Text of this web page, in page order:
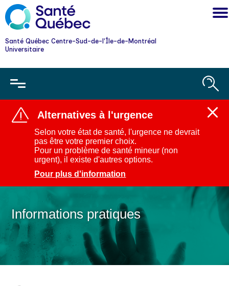
Santé Québec Centre-Sud-de-l'Île-de-Montréal
Universitaire
Alternatives à l'urgence
Selon votre état de santé, l'urgence ne devrait
pas être votre premier choix.
Pour un problème de santé mineur (non
urgent), il existe d'autres options.
Pour plus d'information
Informations pratiques